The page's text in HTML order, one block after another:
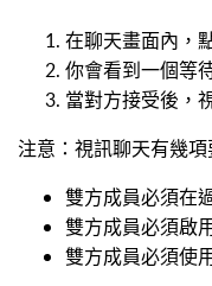
在聊天畫面內，
你會看到一個等
當對方接受後，
注意：視訊聊天有幾項
雙方成員必須在
雙方成員必須啟
雙方成員必須使